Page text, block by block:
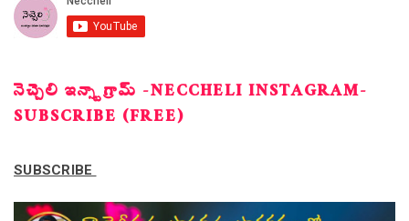
నెచ్చెలి ఇన్స్టాగ్రామ్ -NECCHELI INSTAGRAM-
SUBSCRIBE (FREE)
SUBSCRIBE